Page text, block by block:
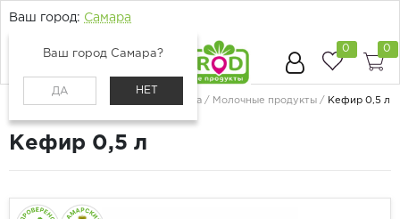
Ваш город: Самара
Ваш город Самара?
ДА НЕТ
0 0
Молоко, сыр, яйца Молочные продукты Кефир 0,5 л
Кефир 0,5 л